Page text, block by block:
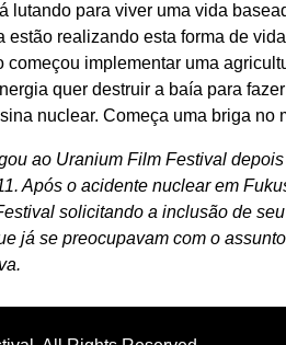
lutando para viver uma vida
estão realizando esta forma de
começou implementar uma
quer destruir a baía para
nuclear. Começa uma briga no
ao Uranium Film Festival
Após o acidente nuclear em
solicitando a inclusão de
já se preocupavam com o